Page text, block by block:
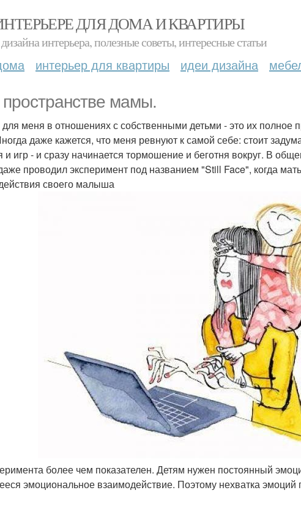
ДЛЯ ДОМА И КВАРТИРЫ
интерьера, полезные советы, интересные статьи
интерьер для квартиры идеи дизайна
мамы.
меня в отношениях с собственными детьми - это их полное
даже кажется, что меня ревнуют к самой себе: стоит
и игр - и сразу начинается тормошение и беготня вокруг. В
проводил эксперимент под названием "Still Face", когда
своего малыша
более чем показателен. Детям нужен постоянный
эмоциональное взаимодействие. Поэтому нехватка эмоций